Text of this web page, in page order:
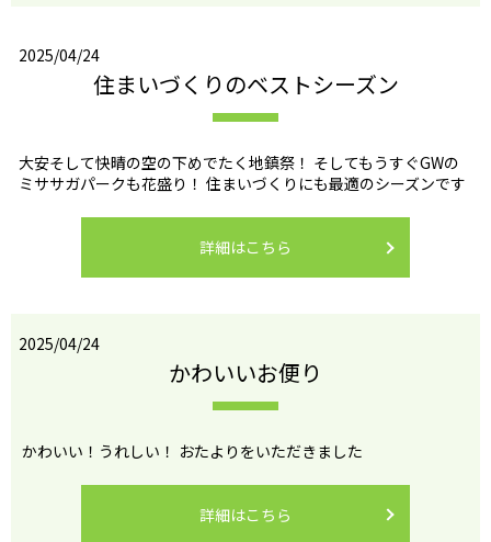
2025/04/24
住まいづくりのベストシーズン
大安そして快晴の空の下めでたく地鎮祭！ そしてもうすぐGWの
ミササガパークも花盛り！ 住まいづくりにも最適のシーズンです
詳細はこちら
2025/04/24
かわいいお便り
かわいい！うれしい！ おたよりをいただきました
詳細はこちら